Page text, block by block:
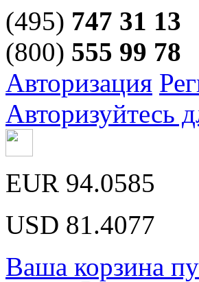
(495) 747 31 13
(800) 555 99 78
Авторизация
Авторизуйтесь
EUR 94.0585
USD 81.4077
Ваша корзина